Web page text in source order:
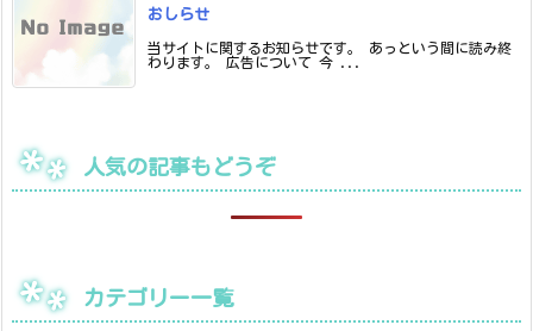
おしらせ
当サイトに関するお知らせです。 あっという間に読み終
わります。 広告について 今 ...
人気の記事もどうぞ
カテゴリー一覧